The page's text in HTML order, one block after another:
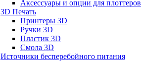
Аксессуары и опции для плоттеров
3D Печать
Принтеры 3D
Ручки 3D
Пластик 3D
Смола 3D
Источники бесперебойного питания